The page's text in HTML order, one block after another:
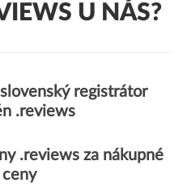
U NÁS?
registrátor
.reviews
.reviews za nákupné
ceny